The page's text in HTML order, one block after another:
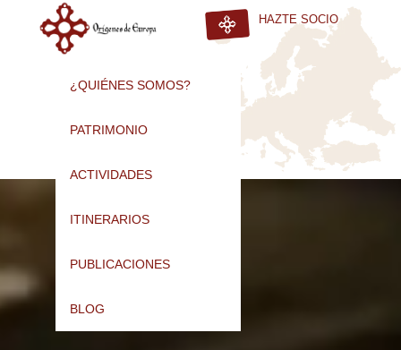
HAZTE SOCIO
¿QUIÉNES SOMOS?
PATRIMONIO
ACTIVIDADES
ITINERARIOS
PUBLICACIONES
BLOG